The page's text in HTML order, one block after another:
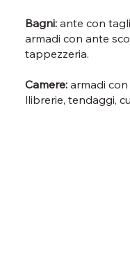
Bagni:ante con
armadi con ante
tappezzeria.
Camere:armadi con
llibrerie, tendaggi,